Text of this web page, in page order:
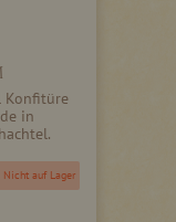
Konfitüre
in
Nicht auf Lager